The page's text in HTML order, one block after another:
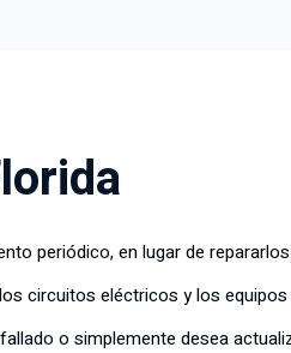
periódico, en lugar de
circuitos eléctricos y los
o simplemente desea